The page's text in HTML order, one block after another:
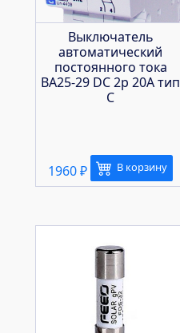
Выключатель
автоматический
постоянного тока
ВА25-29 DC 2р 20А тип
С
1960₽ В корзину